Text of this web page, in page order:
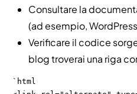
Consultare la
(ad esempio,
Verificare il codice
blog troverai una riga
`html